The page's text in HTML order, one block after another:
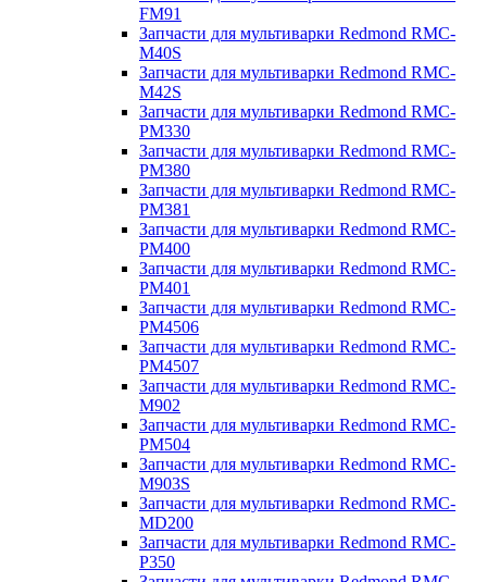
FM91
Запчасти для мультиварки Redmond RMC-
M40S
Запчасти для мультиварки Redmond RMC-
M42S
Запчасти для мультиварки Redmond RMC-
PM330
Запчасти для мультиварки Redmond RMC-
PM380
Запчасти для мультиварки Redmond RMC-
PM381
Запчасти для мультиварки Redmond RMC-
PM400
Запчасти для мультиварки Redmond RMC-
PM401
Запчасти для мультиварки Redmond RMC-
PM4506
Запчасти для мультиварки Redmond RMC-
PM4507
Запчасти для мультиварки Redmond RMC-
M902
Запчасти для мультиварки Redmond RMC-
PM504
Запчасти для мультиварки Redmond RMC-
M903S
Запчасти для мультиварки Redmond RMC-
MD200
Запчасти для мультиварки Redmond RMC-
P350